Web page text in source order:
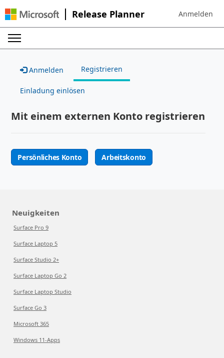
Release Planner Sign in to
Anmelden
Anmelden Registrieren
Einladung einlösen
Mit einem externen Konto registrieren
Persönliches Konto Arbeitskonto
Neuigkeiten
Surface Pro 9
Surface Laptop 5
Surface Studio 2+
Surface Laptop Go 2
Surface Laptop Studio
Surface Go 3
Microsoft 365
Windows 11-Apps